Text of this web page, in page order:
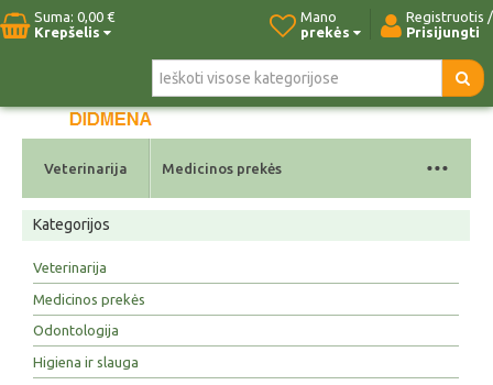
Suma: 0,00 €
Krepšelis
Registruotis /
Prisijungti
Mano
prekės
Pradžia Naujos prekės Kontaktai
Veterinarija Medicinos prekės ...
Kategorijos
Veterinarija
Medicinos prekės
Odontologija
Higiena ir slauga